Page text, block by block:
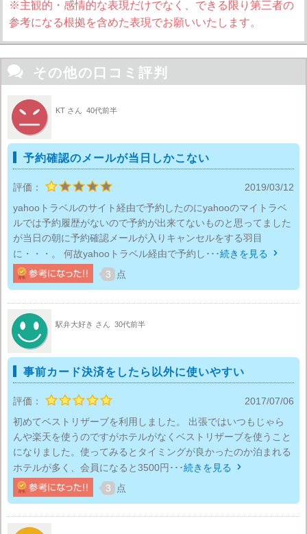
※主観的・感情的な表現だけでなく、できる限り第三者の
参考になる根拠を含めた表現でお願いいたします。
 その他の口コミ評判
KT さん 40代前半
予約確認のメールが当日しかこない
評価：
2019/03/12
yahooトラベルのサイト経由で予約したのにyahooのマイトラベ
ルでは予約履歴がないので予約が出来てないものと思ってました
が当日の朝に予約確認メールが入りキャンセルをする羽目
に・・・。 何故yahooトラベル経由で予約し･･･続きを見る 
3 点
駅弁大好き さん 30代前半
事前カード決済をしたら以外に使いやすい
評価：
2017/07/06
初めてベストリザーブを利用しました。 出張ではいつもじゃら
んや楽天を使うのですがホテルがなくベストリザーブを使うこと
になりました。使ってみるとタイミングが良かったのか泊まれる
ホテルが多く、会員になると3500円･･･続きを見る 
3 点